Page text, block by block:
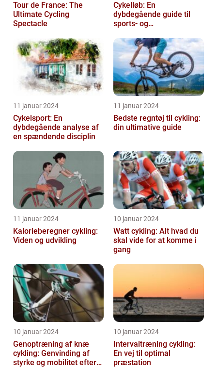
Tour de France: The
Ultimate Cycling
Spectacle
Cykelløb: En
dybdegående guide til
sports- og
11 januar 2024
Cykelsport: En
dybdegående analyse af
en spændende disciplin
11 januar 2024
Bedste regntøj til cykling:
din ultimative guide
11 januar 2024
Kalorieberegner cykling:
Viden og udvikling
10 januar 2024
Watt cykling: Alt hvad du
skal vide for at komme i
gang
10 januar 2024
Genoptræning af knæ
cykling: Genvinding af
styrke og mobilitet efter
10 januar 2024
Intervaltræning cykling:
En vej til optimal
præstation